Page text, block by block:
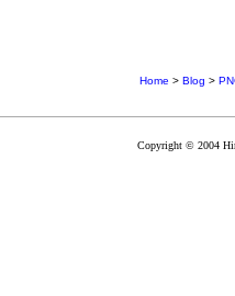
Home > Blog >
Copyright © 2004